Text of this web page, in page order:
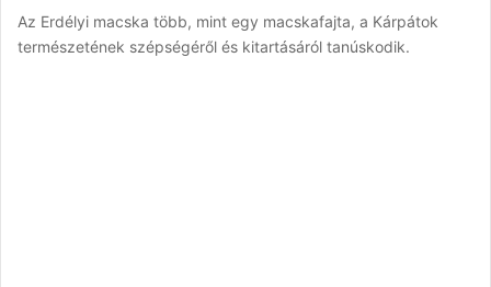
Az Erdélyi macska több, mint egy macskafajta, a Kárpátok
természetének szépségéről és kitartásáról tanúskodik.